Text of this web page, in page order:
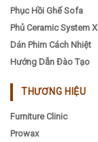
Phục Hồi Ghế Sofa
Phủ Ceramic System X
Dán Phim Cách Nhiệt
Hướng Dẫn Đào Tạo
THƯƠNG HIỆU
Furniture Clinic
Prowax